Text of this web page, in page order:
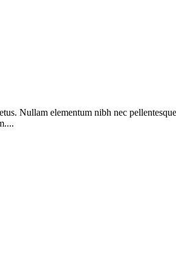
Nullam elementum nibh nec